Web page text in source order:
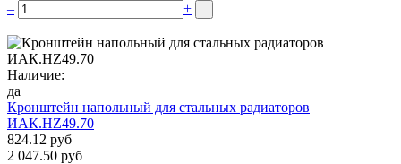
–
+
Наличие:
да
Кронштейн напольный для стальных радиаторов
ИАК.НZ49.70
824.12 руб
2 047.50 руб